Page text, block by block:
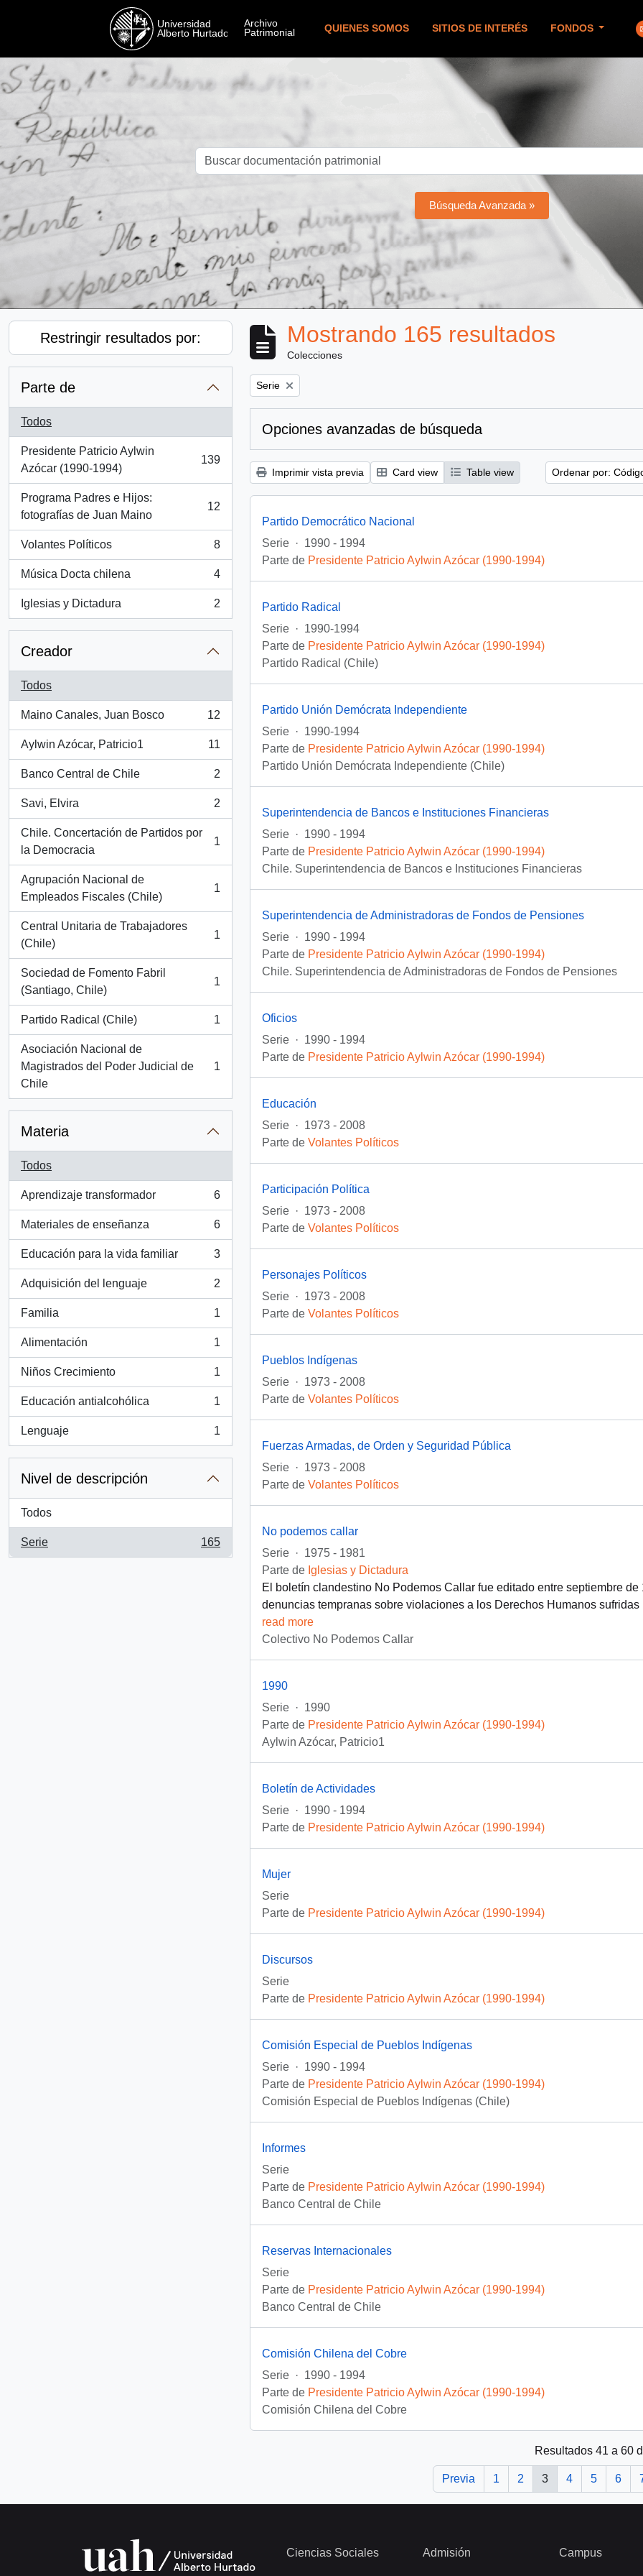
QUIENES SOMOS SITIOS DE INTERÉS FONDOS
Búsqueda Avanzada »
Restringir resultados por:
Parte de
Todos
Presidente Patricio Aylwin
Azócar (1990-1994)
, 139 resultados
139
Programa Padres e Hijos:
fotografías de Juan Maino
, 12 resultados
12
Volantes Políticos
, 8 resultados
8
Música Docta chilena
, 4 resultados
4
Iglesias y Dictadura
, 2 resultados
2
Creador
Todos
Maino Canales, Juan Bosco
, 12 resultados
12
Aylwin Azócar, Patricio1
, 11 resultados
11
Banco Central de Chile
, 2 resultados
2
Savi, Elvira
, 2 resultados
2
Chile. Concertación de Partidos por
la Democracia
, 1 resultados
1
Agrupación Nacional de
Empleados Fiscales (Chile)
, 1 resultados
1
Central Unitaria de Trabajadores
(Chile)
, 1 resultados
1
Sociedad de Fomento Fabril
(Santiago, Chile)
, 1 resultados
1
Partido Radical (Chile)
, 1 resultados
1
Asociación Nacional de
Magistrados del Poder Judicial de
Chile
, 1 resultados
1
Materia
Todos
Aprendizaje transformador
, 6 resultados
6
Materiales de enseñanza
, 6 resultados
6
Educación para la vida familiar
, 3 resultados
3
Adquisición del lenguaje
, 2 resultados
2
Familia
, 1 resultados
1
Alimentación
, 1 resultados
1
Niños Crecimiento
, 1 resultados
1
Educación antialcohólica
, 1 resultados
1
Lenguaje
, 1 resultados
1
Nivel de descripción
Todos
Serie
, 165 resultados
165
Mostrando 165 resultados
Colecciones
Remove filter:
Serie
Opciones avanzadas de búsqueda
Imprimir vista previa Card view Table view Ordenar por:
Partido Democrático Nacional
Serie · 1990 - 1994
Parte de Presidente Patricio Aylwin Azócar (1990-1994)
Partido Radical
Serie · 1990-1994
Parte de Presidente Patricio Aylwin Azócar (1990-1994)
Partido Radical (Chile)
Partido Unión Demócrata Independiente
Serie · 1990-1994
Parte de Presidente Patricio Aylwin Azócar (1990-1994)
Partido Unión Demócrata Independiente (Chile)
Superintendencia de Bancos e Instituciones Financieras
Serie · 1990 - 1994
Parte de Presidente Patricio Aylwin Azócar (1990-1994)
Chile. Superintendencia de Bancos e Instituciones Financieras
Superintendencia de Administradoras de Fondos de Pensiones
Serie · 1990 - 1994
Parte de Presidente Patricio Aylwin Azócar (1990-1994)
Chile. Superintendencia de Administradoras de Fondos de Pensiones
Oficios
Serie · 1990 - 1994
Parte de Presidente Patricio Aylwin Azócar (1990-1994)
Educación
Serie · 1973 - 2008
Parte de Volantes Políticos
Participación Política
Serie · 1973 - 2008
Parte de Volantes Políticos
Personajes Políticos
Serie · 1973 - 2008
Parte de Volantes Políticos
Pueblos Indígenas
Serie · 1973 - 2008
Parte de Volantes Políticos
Fuerzas Armadas, de Orden y Seguridad Pública
Serie · 1973 - 2008
Parte de Volantes Políticos
No podemos callar
Serie · 1975 - 1981
Parte de Iglesias y Dictadura
El boletín clandestino No Podemos Callar fue editado entre septiembre
denuncias tempranas sobre violaciones a los Derechos Humanos
read more
Colectivo No Podemos Callar
1990
Serie · 1990
Parte de Presidente Patricio Aylwin Azócar (1990-1994)
Aylwin Azócar, Patricio1
Boletín de Actividades
Serie · 1990 - 1994
Parte de Presidente Patricio Aylwin Azócar (1990-1994)
Mujer
Serie
Parte de Presidente Patricio Aylwin Azócar (1990-1994)
Discursos
Serie
Parte de Presidente Patricio Aylwin Azócar (1990-1994)
Comisión Especial de Pueblos Indígenas
Serie · 1990 - 1994
Parte de Presidente Patricio Aylwin Azócar (1990-1994)
Comisión Especial de Pueblos Indígenas (Chile)
Informes
Serie
Parte de Presidente Patricio Aylwin Azócar (1990-1994)
Banco Central de Chile
Reservas Internacionales
Serie
Parte de Presidente Patricio Aylwin Azócar (1990-1994)
Banco Central de Chile
Comisión Chilena del Cobre
Serie · 1990 - 1994
Parte de Presidente Patricio Aylwin Azócar (1990-1994)
Comisión Chilena del Cobre
Resultados 41 a 60
Previa 1 2 3 4 5 6
Ciencias Sociales Admisión Campus